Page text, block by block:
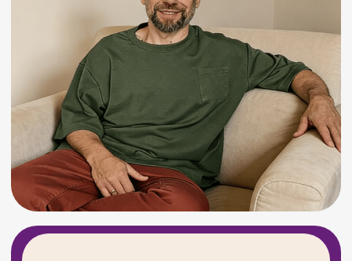
Оставьте свои контакрные данные,
мы изучим ваш запрос и поможем
подобрать вариант курса
НЕ МОЖЕТЕ ПОНЯТЬ,
ЧТО КОНКРЕТНО ВАМ
ПОДОЙДЕТ?
Бесплатная консультация
+7
Я соглашаюсь с обработкой